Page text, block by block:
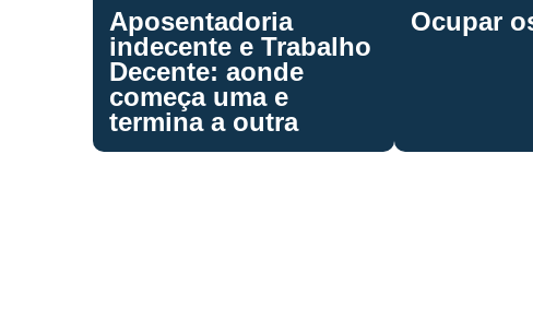
Aposentadoria
indecente e Trabalho
Decente: aonde
começa uma e
termina a outra
Ocupar